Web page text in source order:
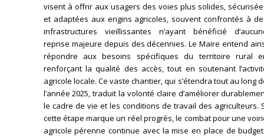
visent à offrir aux usagers des voies plus solides,
et adaptées aux engins agricoles, souvent confrontés à
infrastructures vieillissantes n’ayant bénéficié
reprise majeure depuis des décennies. Le Maire entend
répondre aux besoins spécifiques du territoire rural
renforçant la qualité des accès, tout en soutenant
agricole locale. Ce vaste chantier, qui s’étendra tout au long
l’année 2025, traduit la volonté claire d’améliorer
le cadre de vie et les conditions de travail des agriculteurs.
cette étape marque un réel progrès, le combat pour une
agricole pérenne continue avec la mise en place de